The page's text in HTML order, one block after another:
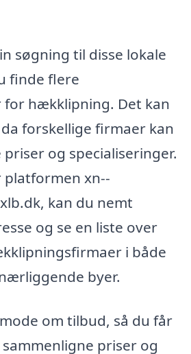
søgning til disse lokale
finde flere
hækklipning. Det kan
forskellige firmaer kan
og specialiseringer.
platformen xn--
kan du nemt
og se en liste over
i både
byer.
om tilbud, så du får
priser og